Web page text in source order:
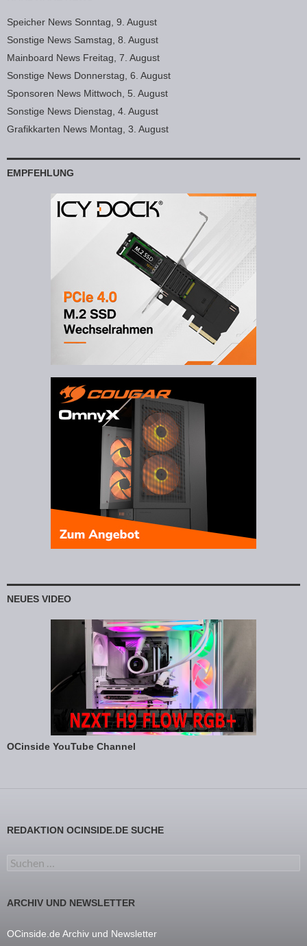
Speicher News Sonntag, 9. August
Sonstige News Samstag, 8. August
Mainboard News Freitag, 7. August
Sonstige News Donnerstag, 6. August
Sponsoren News Mittwoch, 5. August
Sonstige News Dienstag, 4. August
Grafikkarten News Montag, 3. August
EMPFEHLUNG
NEUES VIDEO
OCinside YouTube Channel
REDAKTION OCINSIDE.DE SUCHE
Suchen nach:
ARCHIV UND NEWSLETTER
OCinside.de Archiv und Newsletter